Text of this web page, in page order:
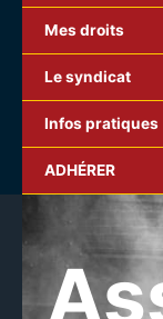
Mes droits
Le syndicat
Infos pratiques
ADHÉRER